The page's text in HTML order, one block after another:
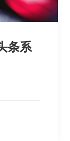
条系